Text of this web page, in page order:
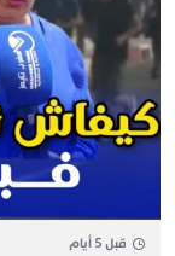
قبل 5 أيام